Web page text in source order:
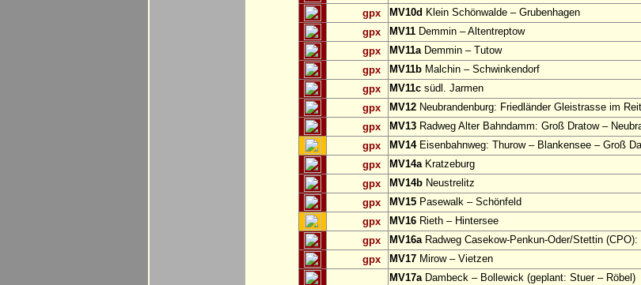
gpx
MV10d Klein Schönwalde – Grubenhagen
gpx
MV11 Demmin – Altentreptow
gpx
MV11aDemmin – Tutow
gpx
MV11b Malchin – Schwinkendorf
gpx
MV11c südl. Jarmen
gpx
MV12 Neubrandenburg: Friedländer Gleistrasse im
gpx
MV13 Radweg Alter Bahndamm: Groß Dratow –
gpx
MV14Eisenbahnweg: Thurow – Blankensee – Groß
gpx
MV14aKratzeburg
gpx
MV14b Neustrelitz
gpx
MV15 Pasewalk – Schönfeld
gpx
MV16 Rieth – Hintersee
gpx
MV16aRadweg Casekow-Penkun-Oder/Stettin
gpx
MV17 Mirow – Vietzen
MV17aDambeck – Bollewick (geplant: Stuer – Röbel)